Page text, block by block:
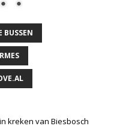
BUSSEN
kreken van Biesbosch